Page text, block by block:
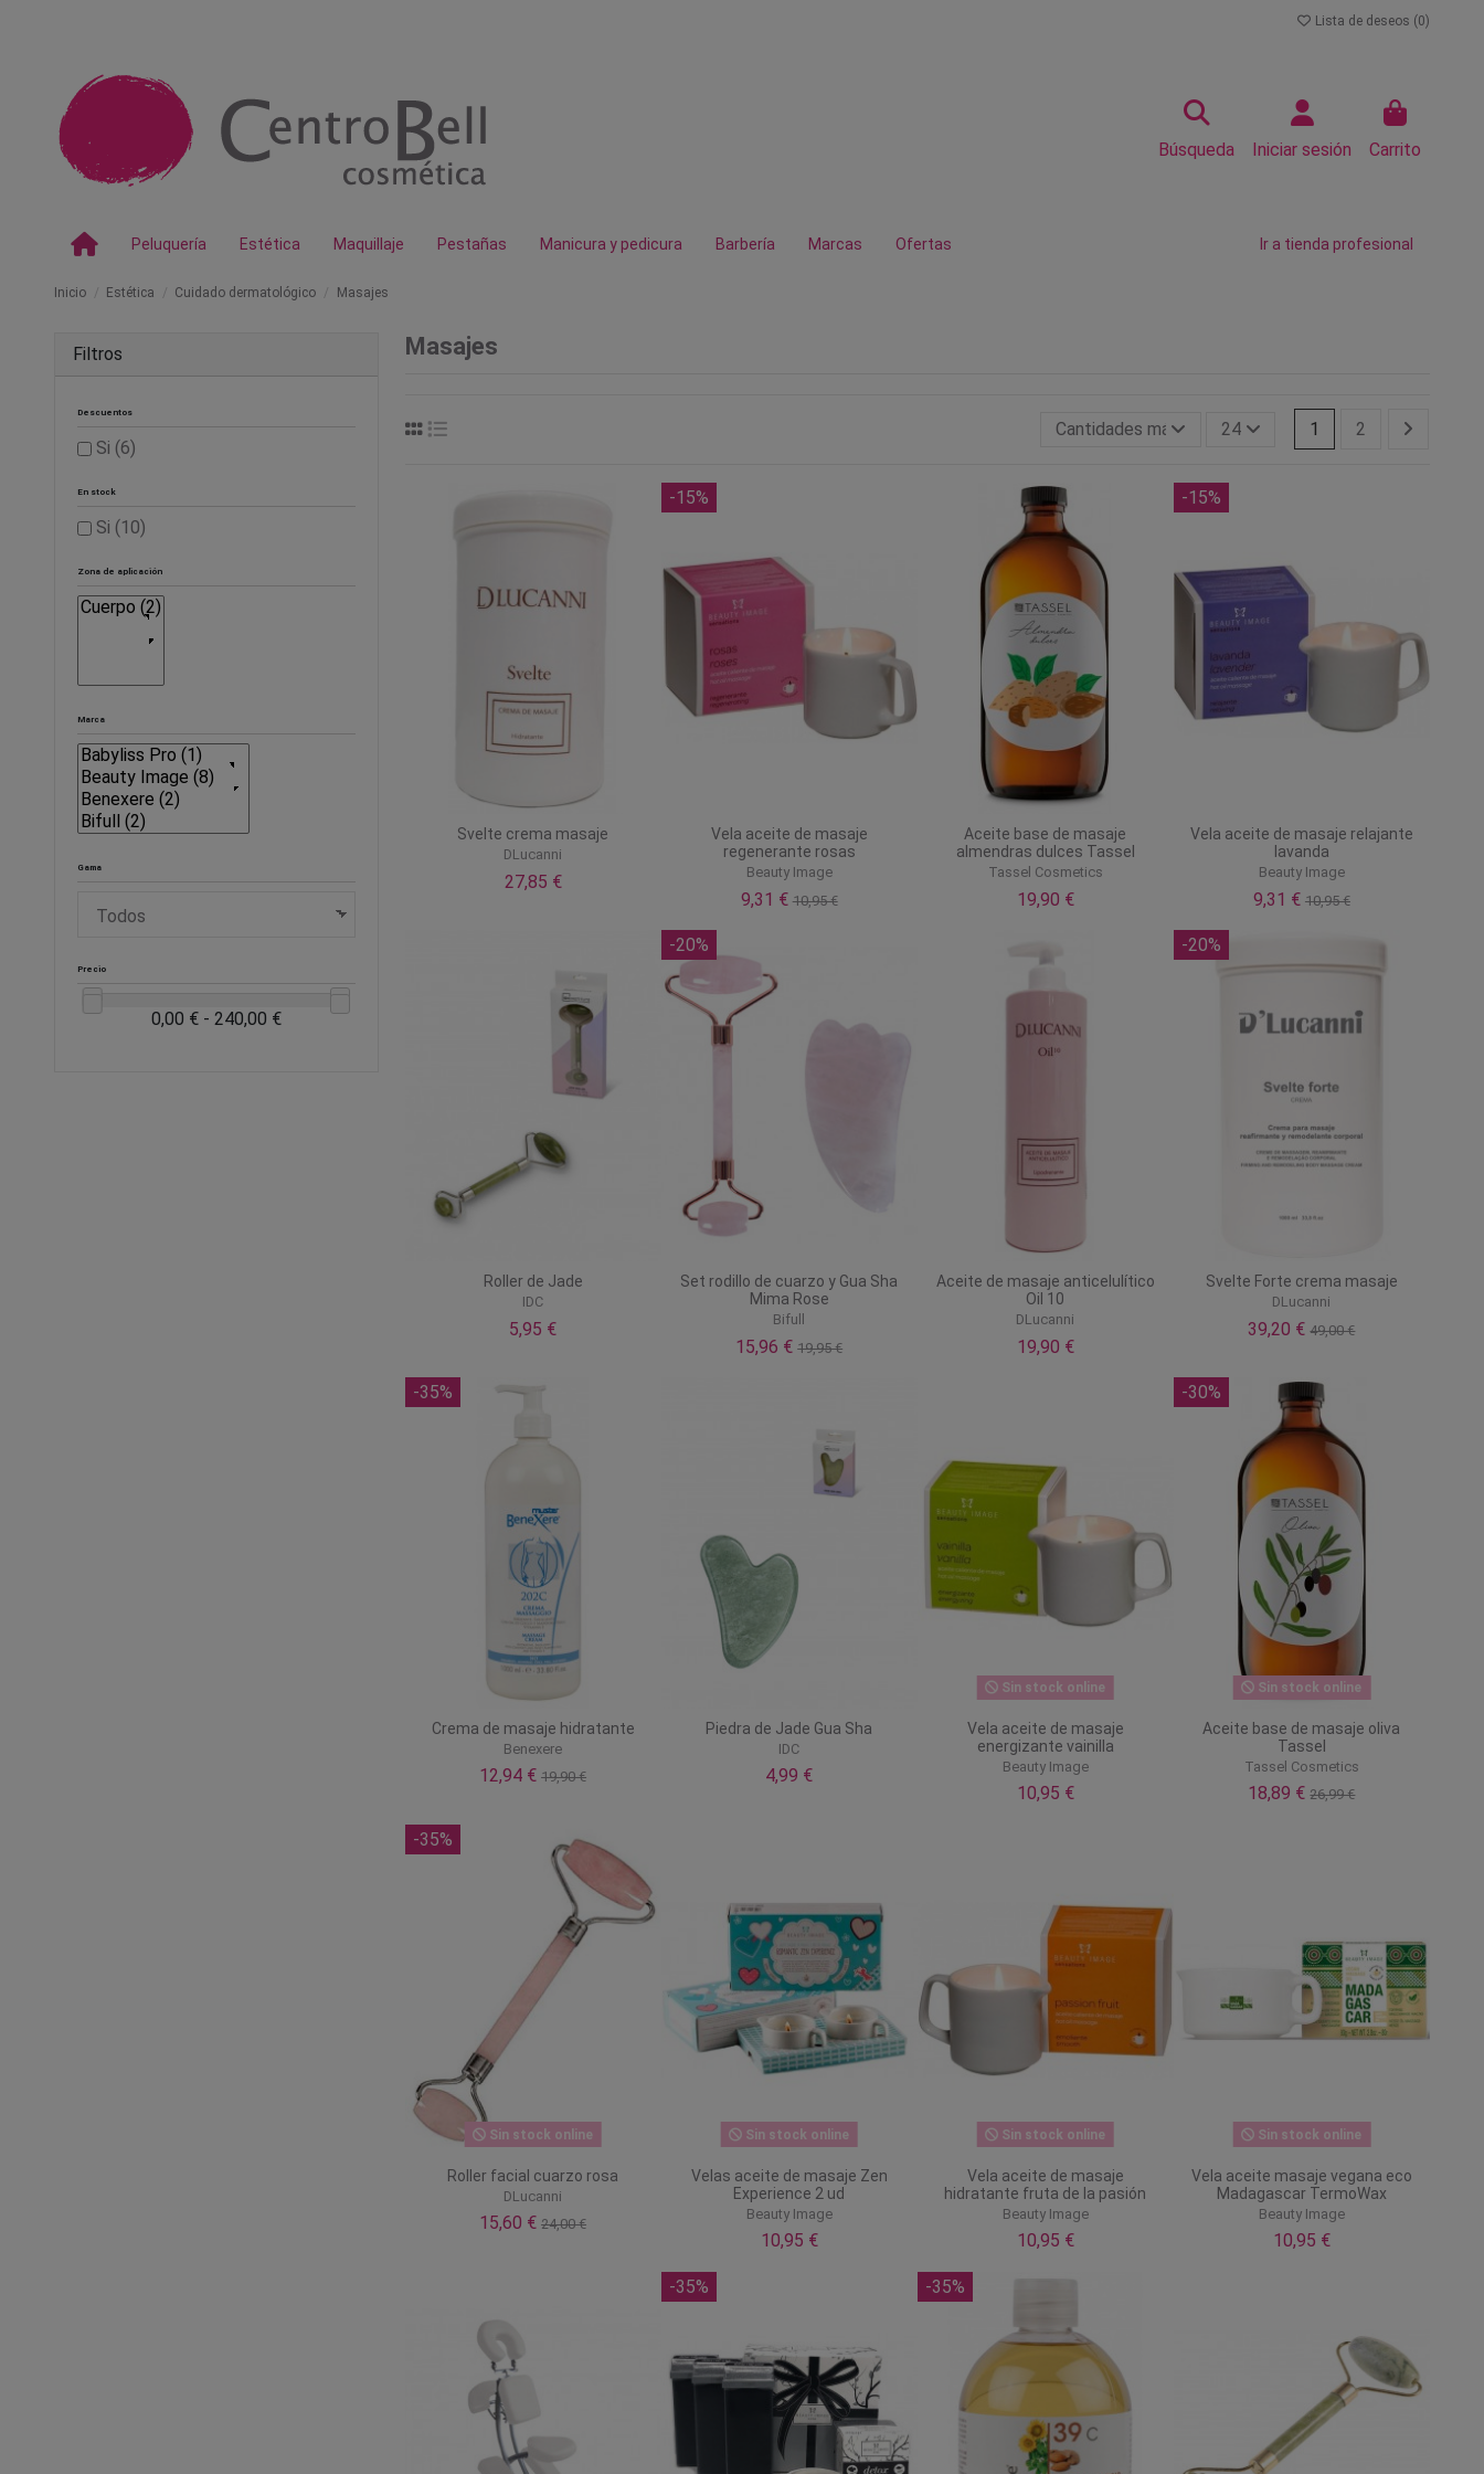
Lista de deseos (0)
Búsqueda Iniciar sesión Carrito
Peluquería Estética Maquillaje Pestañas Manicura y pedicura Barbería Marcas Ofertas Ir a tienda profesional
Inicio Estética Cuidado dermatológico Masajes
Masajes
Cantidades más grandes primero
24 1 2
Svelte crema masaje
DLucanni
27,85 €
-15%
Vela aceite de masaje
regenerante rosas
Beauty Image
9,31 € 10,95 €
Aceite base de masaje
almendras dulces Tassel
Tassel Cosmetics
19,90 €
-15%
Vela aceite de masaje relajante
lavanda
Beauty Image
9,31 € 10,95 €
Roller de Jade
IDC
5,95 €
-20%
Set rodillo de cuarzo y Gua Sha
Mima Rose
Bifull
15,96 €19,95 €
Aceite de masaje anticelulítico
Oil 10
DLucanni
19,90 €
-20%
Svelte Forte crema masaje
DLucanni
39,20 €49,00 €
-35%
Crema de masaje hidratante
Benexere
12,94 €19,90 €
Piedra de Jade Gua Sha
IDC
4,99 €
Sin stock online
Vela aceite de masaje
energizante vainilla
Beauty Image
10,95 €
-30%
Sin stock online
Aceite base de masaje oliva
Tassel
Tassel Cosmetics
18,89 €26,99 €
-35%
Sin stock online
Roller facial cuarzo rosa
DLucanni
15,60 €24,00 €
Sin stock online
Velas aceite de masaje Zen
Experience 2 ud
Beauty Image
10,95 €
Sin stock online
Vela aceite de masaje
hidratante fruta de la pasión
Beauty Image
10,95 €
Sin stock online
Vela aceite masaje vegana eco
Madagascar TermoWax
Beauty Image
10,95 €
-35% -35%
Filtros
Descuentos
Si (6)
En stock
Si (10)
Zona de aplicación
Marca
Gama
Precio
0,00 € - 240,00 €